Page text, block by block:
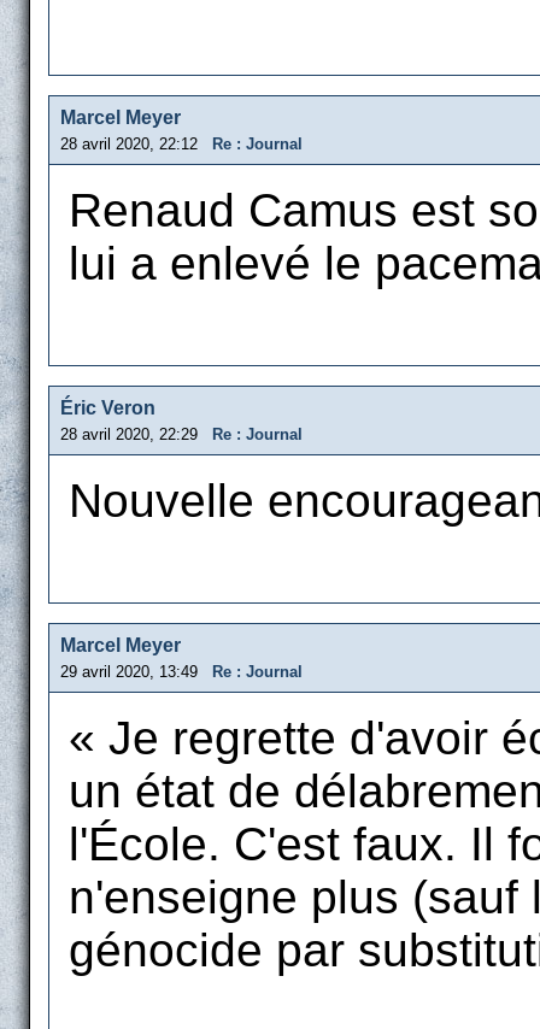
Marcel Meyer
28 avril 2020, 22:12 Re : Journal
Renaud Camus est
lui a enlevé le
Éric Veron
28 avril 2020, 22:29 Re : Journal
Nouvelle
Marcel Meyer
29 avril 2020, 13:49 Re : Journal
« Je regrette d'avoir
un état de
l'École. C'est faux. Il
n'enseigne plus
génocide par